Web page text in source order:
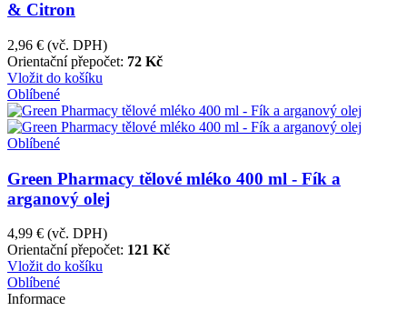
& Citron
2,96 € (vč. DPH)
Orientační přepočet: 72 Kč
Vložit do košíku
Oblíbené
Oblíbené
Green Pharmacy tělové mléko 400 ml - Fík a
arganový olej
4,99 € (vč. DPH)
Orientační přepočet: 121 Kč
Vložit do košíku
Oblíbené
Informace